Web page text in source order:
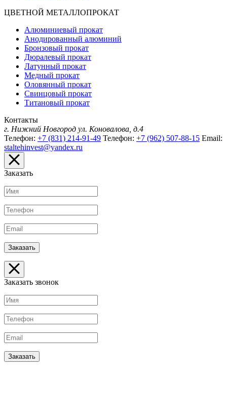
ЦВЕТНОЙ МЕТАЛЛОПРОКАТ
Алюминиевый прокат
Анодированный алюминий
Бронзовый прокат
Дюралевый прокат
Латунный прокат
Медный прокат
Оловянный прокат
Свинцовый прокат
Титановый прокат
Контакты
г. Нижний Новгород ул. Коновалова, д.4
Телефон: +7 (831) 214-91-49 Телефон: +7 (962) 507-88-15 Email:
staltehinvest@yandex.ru
Заказать
Заказать звонок